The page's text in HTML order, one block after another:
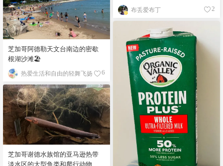
布丢爱布丁 2
芝加哥阿德勒天文台南边的密歇
根湖沙滩🏖️
热爱生活和自由的轻舞飞扬 6
芝加哥谢德水族馆的亚马逊热带
淡水区的大型鱼类和爬行动物